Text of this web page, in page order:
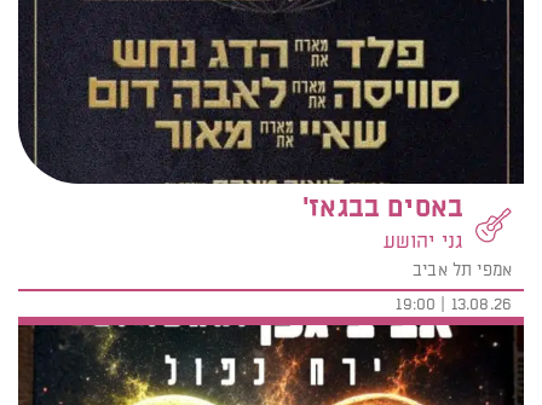
באסים בבגאז'
גני יהושע
אמפי תל אביב
13.08.26 | 19:00